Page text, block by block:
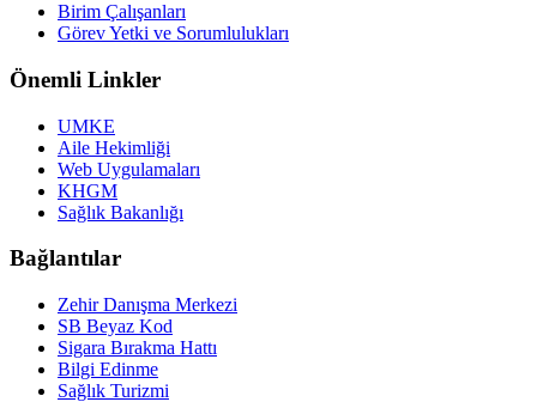
Birim Çalışanları
Görev Yetki ve Sorumlulukları
Önemli Linkler
UMKE
Aile Hekimliği
Web Uygulamaları
KHGM
Sağlık Bakanlığı
Bağlantılar
Zehir Danışma Merkezi
SB Beyaz Kod
Sigara Bırakma Hattı
Bilgi Edinme
Sağlık Turizmi